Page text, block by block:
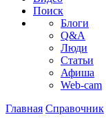
Поиск
Блоги
Q&A
Люди
Статьи
Афиша
Web-cam
Главная Справочник